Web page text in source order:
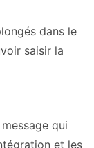
dans le
saisir la
qui
et les